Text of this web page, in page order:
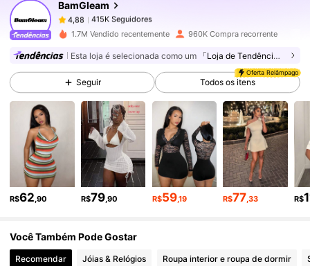
BamGleam
4,88
415K Seguidores
e***2pago1 dia atrás
4,88 415K Seguidores
4,88 415K Seguidores
415K Seguidores
4,88 415K Seguidores
4,88 415K Seguidores
1.7M Vendido recentemente 960K Compra recorrente
Esta loja é selecionada como um 「Loja de Tendências」
Seguir
Oferta Relâmpago
Todos os itens
R$62 ,90 R$79 ,90 R$59,19 R$77 ,33 R$
Você Também Pode Gostar
Recomendar Jóias & Relógios Roupa interior e roupa de dormir